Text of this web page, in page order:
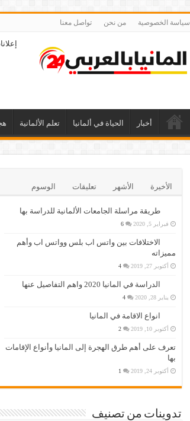
سياسة الخصوصية من نحن تواصل معنا
أخبار الحياة في ألمانيا تعلم الألمانية
الأخيرة الأشهر تعليقات الوسوم
طريقة مراسلة الجامعات الألمانية للدراسة بها
فبراير 5, 2020 6
الاختلافات بين واتس اب بلس وواتس اب وأهم
مميزاته
أكتوبر 27, 2019 4
الدراسة في المانيا 2020 واهم التفاصيل عنها
يناير 28, 2020 4
انواع الاقامة في المانيا
أكتوبر 10, 2019 2
تعرف على أهم طرق الهجرة إلى المانيا وأنواع الإقامات
بها
أكتوبر 24, 2019 1
تدوينات من تصنيف